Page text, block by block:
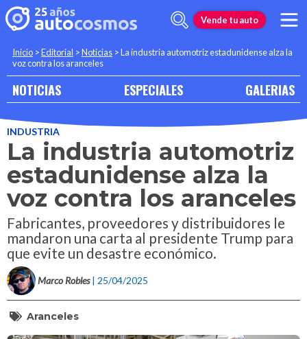
Vende tu auto
Inicio >Editorial >Noticias >La industria automotriz estadunidense alza la
voz contra los aranceles
NOTICIAS ESPECIALES GALERIAS
INDUSTRIA
La industria automotriz
estadunidense alza la
voz contra los aranceles
Fabricantes, proveedores y distribuidores le
mandaron una carta al presidente Trump para
que evite un desastre económico.
Marco Robles | 25/04/2025
Aranceles